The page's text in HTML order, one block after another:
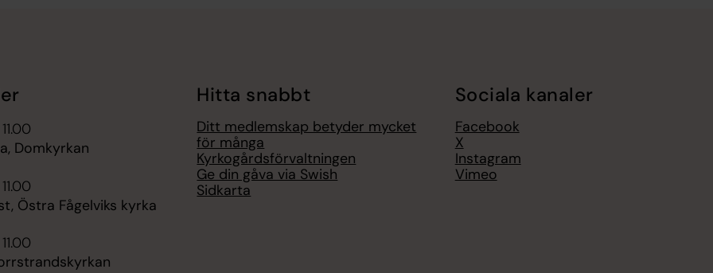
Domkyrkan
Östra Fågelviks kyrka
Hitta snabbt
Ditt medlemskap betyder mycket
för många
Kyrkogårdsförvaltningen
Ge din gåva via Swish
Sidkarta
Sociala kanaler
Facebook
X
Instagram
Vimeo